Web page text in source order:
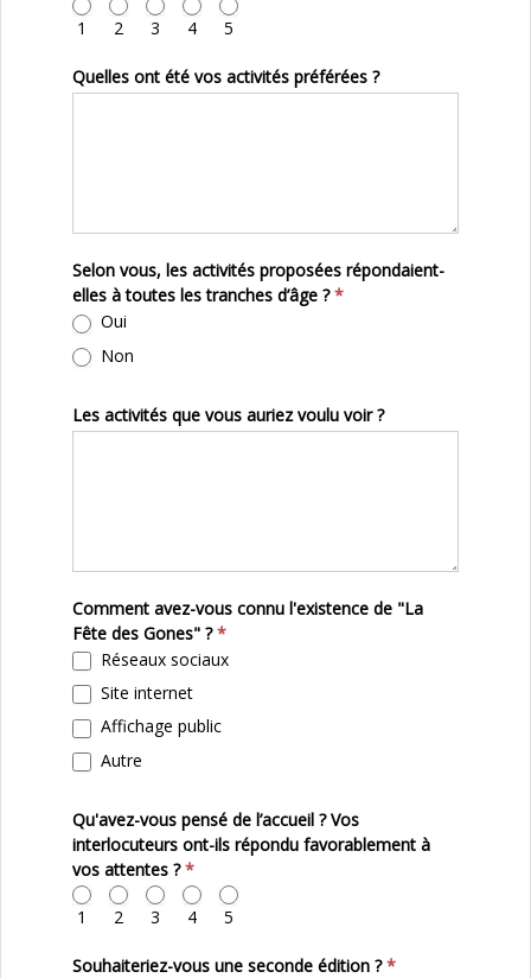
1 2 3 4 5
Quelles ont été vos activités préférées ?
Selon vous, les activités proposées répondaient-
elles à toutes les tranches d’âge ?*
Oui
Non
Les activités que vous auriez voulu voir ?
Comment avez-vous connu l'existence de "La
Fête des Gones" ?*
Réseaux sociaux
Site internet
Affichage public
Autre
Qu'avez-vous pensé de l’accueil ? Vos
interlocuteurs ont-ils répondu favorablement à
vos attentes ?*
1 2 3 4 5
Souhaiteriez-vous une seconde édition ?*